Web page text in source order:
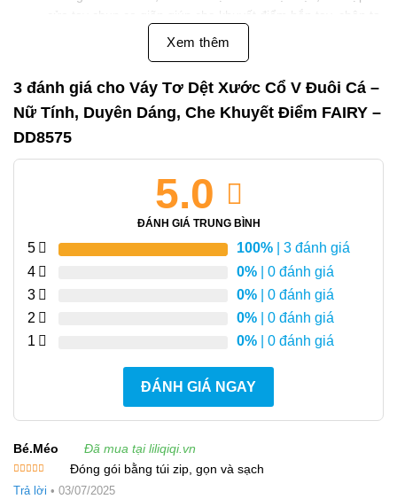
cửa tay chun co giãn giúp che khuyết điểm bắp tay, chân to
phối cùng nhiều sản phẩm khác.
Công nghệ:
Sử dụng công nghệ in chuyển nhiệt độc quyền từ team CAYLEO,
tạo nên họa tiết sắc nét, bền màu.
Váy có lót liền từ vai xuống, đảm bảo kín đáo, thoải mái và dễ di
chuyển. Đai váy thiết kế đa năng, có thể mặc theo 2 kiểu khác
nhau, giúp tăng tính ứng dụng và phong cách khi phối đồ.
Xem thêm
3 đánh giá cho Váy Tơ Dệt Xước Cổ V Đuôi Cá –
Nữ Tính, Duyên Dáng, Che Khuyết Điểm FAIRY –
DD8575
5.0
ĐÁNH GIÁ TRUNG BÌNH
5 100% | 3 đánh giá
4
0% | 0 đánh giá
3
0% | 0 đánh giá
2
0% | 0 đánh giá
1
0% | 0 đánh giá
ĐÁNH GIÁ NGAY
Bé.méo Đã mua tại liliqiqi.vn
hạng 55
Đóng gói bằng túi zip, gọn và sạch
Trả lời • 03/07/2025